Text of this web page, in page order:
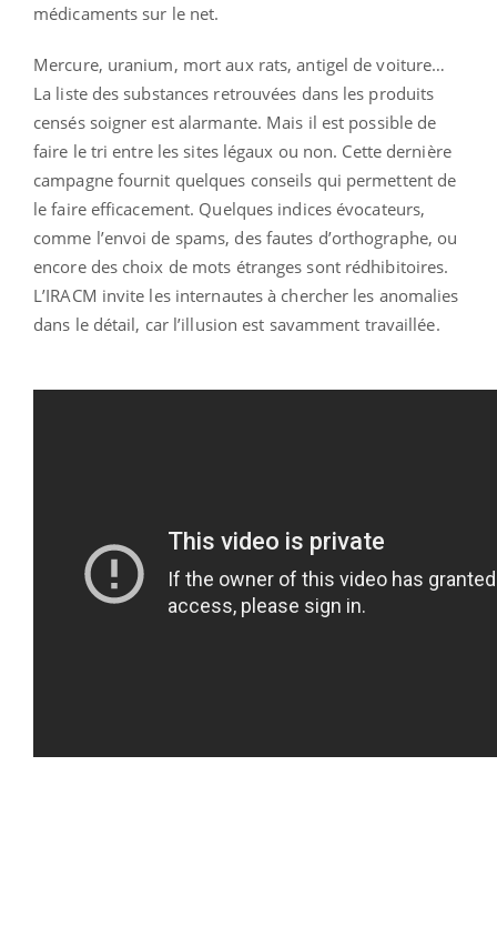
médicaments sur le net.
Mercure, uranium, mort aux rats, antigel de voiture…
La liste des substances retrouvées dans les produits
censés soigner est alarmante. Mais il est possible de
faire le tri entre les sites légaux ou non. Cette dernière
campagne fournit quelques conseils qui permettent de
le faire efficacement. Quelques indices évocateurs,
comme l’envoi de spams, des fautes d’orthographe, ou
encore des choix de mots étranges sont rédhibitoires.
L’IRACM invite les internautes à chercher les anomalies
dans le détail, car l’illusion est savamment travaillée.